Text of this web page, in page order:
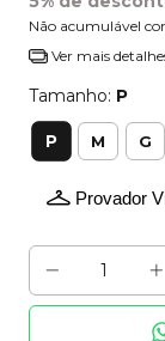
Não acumulável
Ver mais
Tamanho: P
P M G
Provador